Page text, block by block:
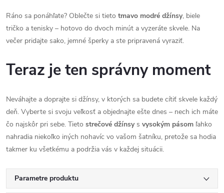
Ráno sa ponáhľate? Oblečte si tieto tmavo modré džínsy, biele
tričko a tenisky – hotovo do dvoch minút a vyzeráte skvele. Na
večer pridajte sako, jemné šperky a ste pripravená vyraziť.
Teraz je ten správny moment
Neváhajte a doprajte si džínsy, v ktorých sa budete cítiť skvele každý
deň. Vyberte si svoju veľkosť a objednajte ešte dnes – nech ich máte
čo najskôr pri sebe. Tieto strečové džínsys vysokým pásom ľahko
nahradia niekoľko iných nohavíc vo vašom šatníku, pretože sa hodia
takmer ku všetkému a podržia vás v každej situácii.
Parametre produktu